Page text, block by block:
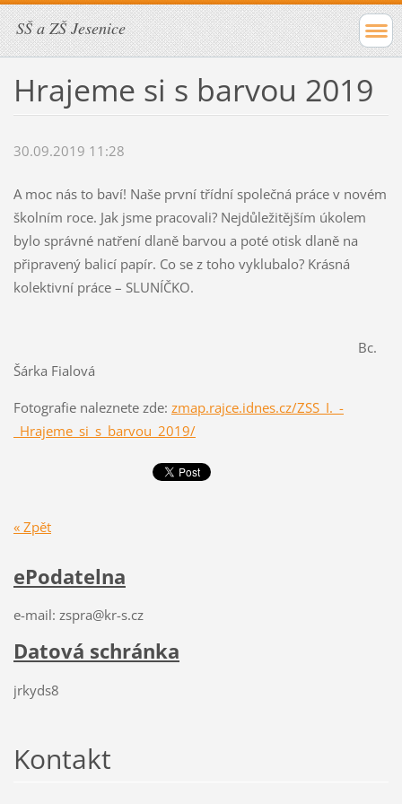
SŠ a ZŠ Jesenice
Hrajeme si s barvou 2019
30.09.2019 11:28
A moc nás to baví! Naše první třídní společná práce v novém
školním roce. Jak jsme pracovali? Nejdůležitějším úkolem
bylo správné natření dlaně barvou a poté otisk dlaně na
připravený balicí papír. Co se z toho vyklubalo? Krásná
kolektivní práce – SLUNÍČKO.
Bc.
Šárka Fialová
Fotografie naleznete zde: zmap.rajce.idnes.cz/ZSS_I._-
_Hrajeme_si_s_barvou_2019/
« Zpět
ePodatelna
e-mail: zspra@kr-s.cz
Datová schránka
jrkyds8
Kontakt